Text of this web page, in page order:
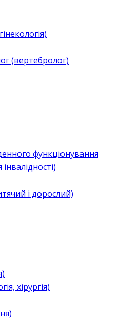
(вертебролог)
функціонування
і дорослий)
хірургія)